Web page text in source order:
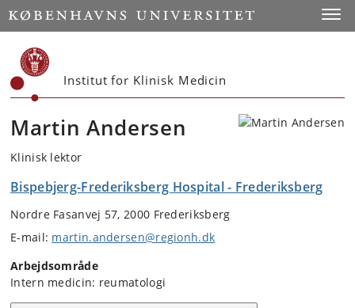
Start
Institut for Klinisk Medicin
Martin Andersen
Klinisk lektor
Bispebjerg-Frederiksberg Hospital - Frederiksberg
Nordre Fasanvej 57, 2000 Frederiksberg
E-mail: martin.andersen@regionh.dk
Arbejdsområde
Intern medicin: reumatologi